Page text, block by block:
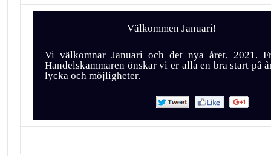
Välkommen Januari!
Vi välkomnar Januari och det nya året, 2021.
Handelskammaren önskar vi er alla en bra start på
lycka och möjligheter.